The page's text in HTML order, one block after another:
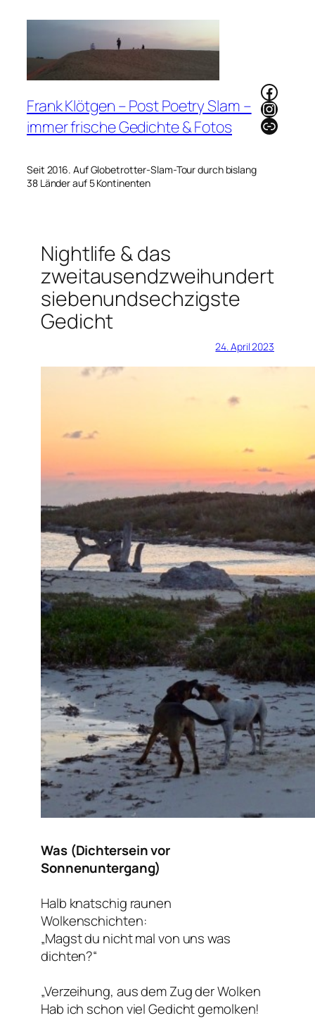
Frank Klötgen – Post Poetry Slam –
immer frische Gedichte & Fotos
Seit 2016. Auf Globetrotter-Slam-Tour durch bislang
38 Länder auf 5 Kontinenten
Link
Nightlife & das
zweitausendzweihundert
siebenundsechzigste
Gedicht
24. April 2023
Was (Dichtersein vor
Sonnenuntergang)
Halb knatschig raunen
Wolkenschichten:
„Magst du nicht mal von uns was
dichten?“
„Verzeihung, aus dem Zug der Wolken
Hab ich schon viel Gedicht gemolken!